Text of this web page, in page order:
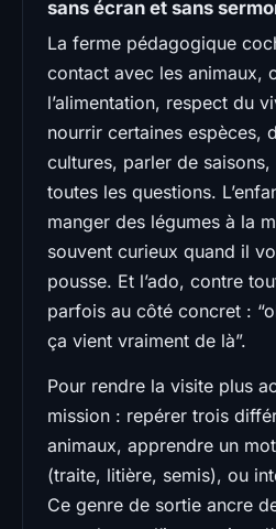
sans écran et sans
La ferme pédagogique
contact avec les animaux,
l’alimentation, respect du
nourrir certaines espèces,
cultures, parler de
toutes les questions.
manger des légumes à la
souvent curieux quand il
pousse. Et l’ado, contre
parfois au côté concret :
ça vient vraiment de là”.
Pour rendre la visite plus
mission : repérer trois
animaux, apprendre un
(traite, litière, semis), ou
Ce genre de sortie ancre